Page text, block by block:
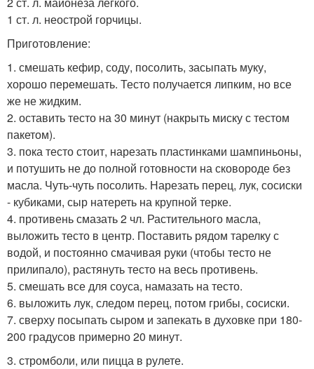
1 ст. л. неострой горчицы.
Приготовление:
1. смешать кефир, соду, посолить, засыпать муку,
хорошо перемешать. Тесто получается липким, но все
же не жидким.
2. оставить тесто на 30 минут (накрыть миску с тестом
пакетом).
3. пока тесто стоит, нарезать пластинками шампиньоны,
и потушить не до полной готовности на сковороде без
масла. Чуть-чуть посолить. Нарезать перец, лук, сосиски
- кубиками, сыр натереть на крупной терке.
4. противень смазать 2 чл. Растительного масла,
выложить тесто в центр. Поставить рядом тарелку с
водой, и постоянно смачивая руки (чтобы тесто не
прилипало), растянуть тесто на весь противень.
5. смешать все для соуса, намазать на тесто.
6. выложить лук, следом перец, потом грибы, сосиски.
7. сверху посыпать сыром и запекать в духовке при 180-
200 градусов примерно 20 минут.
3. стромболи, или пицца в рулете.